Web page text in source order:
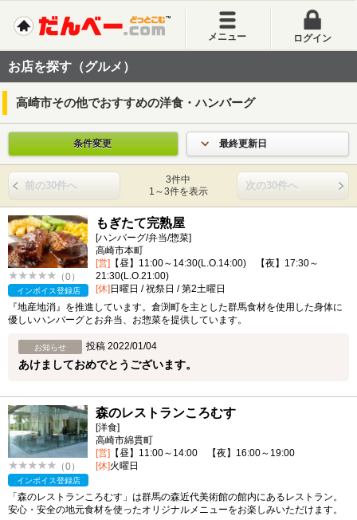
メニュー ログイン
お店を探す（グルメ）
高崎市その他でおすすめの洋食・ハンバーグ
条件変更 最終更新日
前の30件へ
3件中
1～3件を表示
次の30件へ
（0）
インボイス登録店
もぎたて完熟屋
[ハンバーグ/弁当/惣菜]
高崎市本町
[営] 【昼】11:00～14:30(L.O.14:00) 【夜】17:30～
21:30(L.O.21:00)
[休]日曜日 / 祝祭日 / 第2土曜日
『地産地消』を推進しています。倉渕町を主とした群馬食材を使用した身体に
優しいハンバーグとお弁当、お惣菜を提供しています。
お知らせ 投稿 2022/01/04
あけましておめでとうございます。
（0）
インボイス登録店
森のレストランころむす
[洋食]
高崎市綿貫町
[営] 【昼】11:00～14:00 【夜】16:00～19:00
[休]火曜日
「森のレストランころむす」は群馬の森近代美術館の館内にあるレストラン。
安心・安全の地元食材を使ったオリジナルメニューをお楽しみいただけます。